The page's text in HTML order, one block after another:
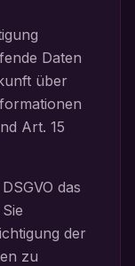
Daten
über
Art. 15
das
der
zu